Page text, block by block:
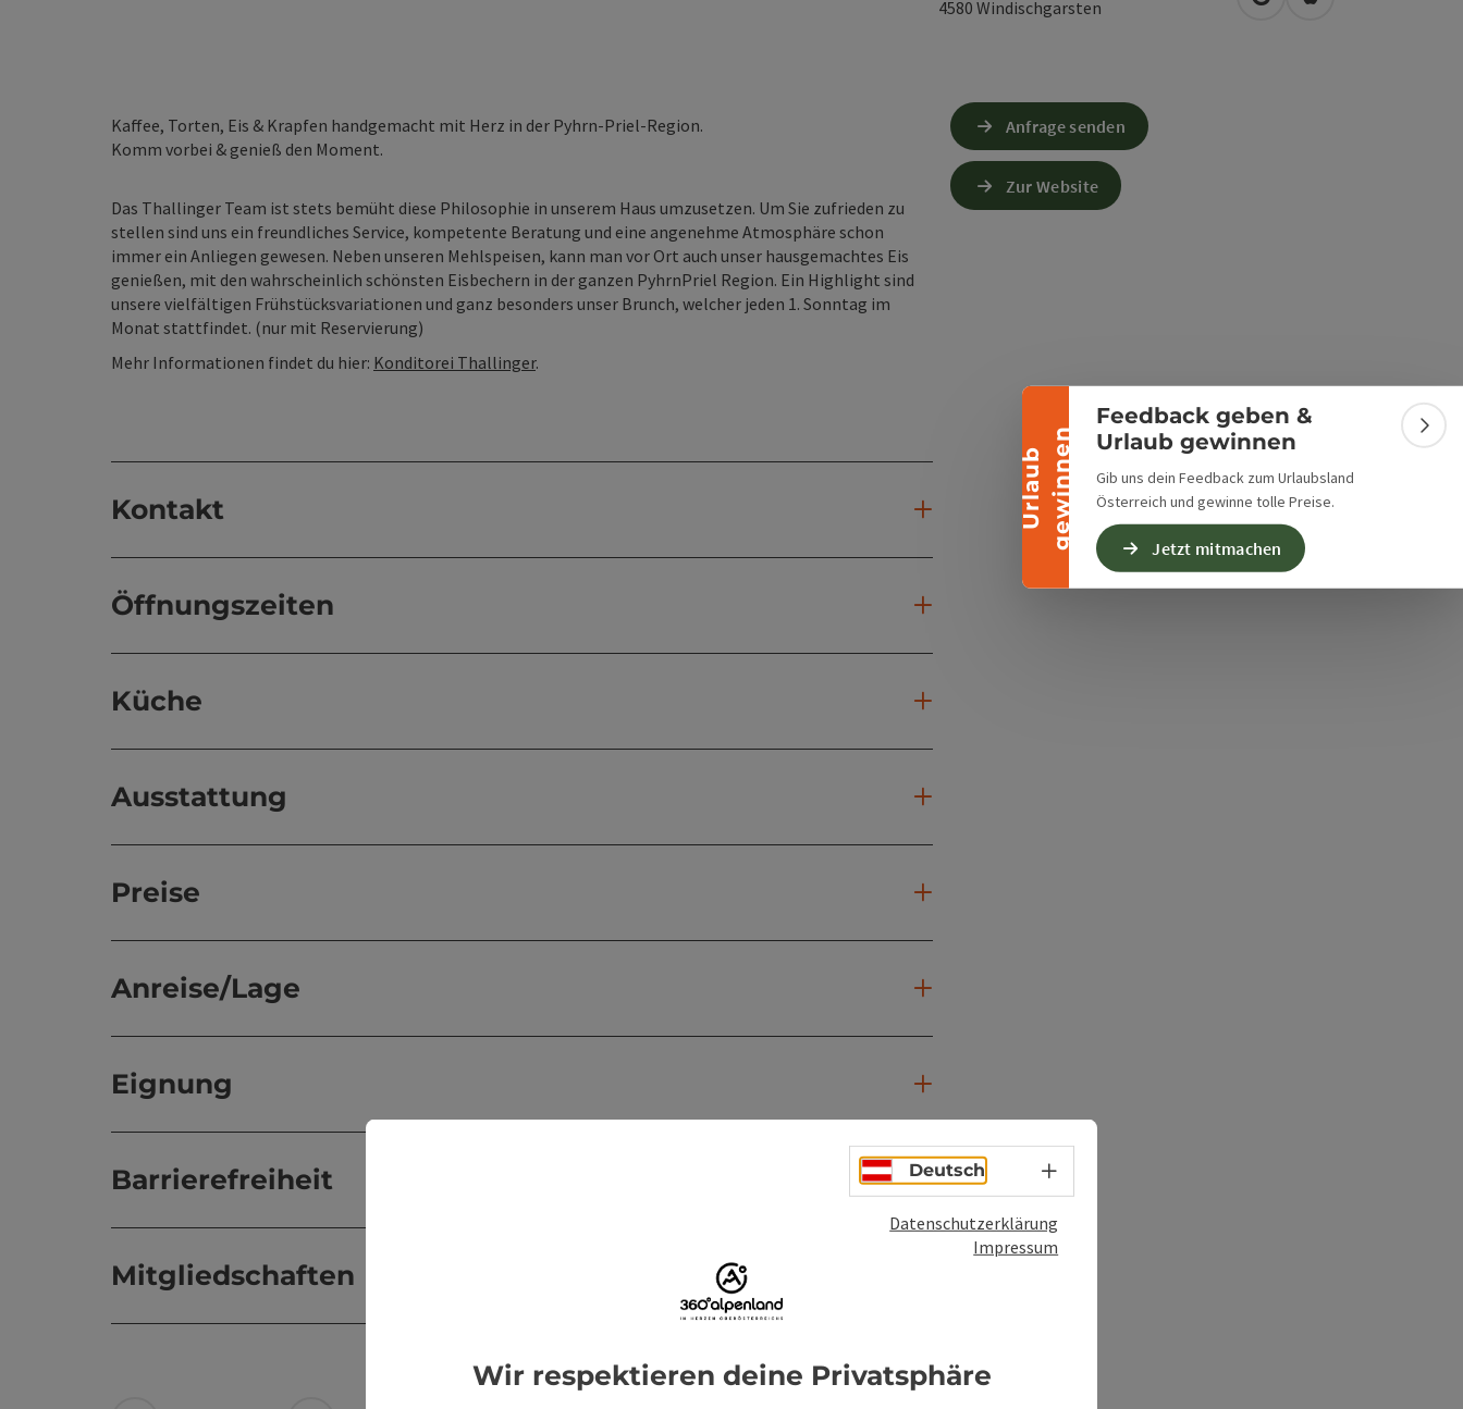
U
r
l
a
u
b
g
e
w
i
n
n
en
Banner einklappen
Feedback geben &
Urlaub gewinnen
Gib uns dein Feedback zum Urlaubsland
Österreich und gewinne tolle Preise.
Jetzt mitmachen
4580 Windischgarsten in Google Maps öffnen
in Apple Maps
Kaffee, Torten, Eis & Krapfen handgemacht mit Herz in der Pyhrn-Priel-Region.
Komm vorbei & genieß den Moment.
Das Thallinger Team ist stets bemüht diese Philosophie in unserem Haus umzusetzen. Um Sie zufrieden zu
stellen sind uns ein freundliches Service, kompetente Beratung und eine angenehme Atmosphäre schon
immer ein Anliegen gewesen. Neben unseren Mehlspeisen, kann man vor Ort auch unser hausgemachtes Eis
genießen, mit den wahrscheinlich schönsten Eisbechern in der ganzen PyhrnPriel Region. Ein Highlight sind
unsere vielfältigen Frühstücksvariationen und ganz besonders unser Brunch, welcher jeden 1. Sonntag im
Monat stattfindet. (nur mit Reservierung)
Mehr Informationen findet du hier: Konditorei Thallinger.
Kontakt
Öffnungszeiten
Küche
Ausstattung
Preise
Anreise/Lage
Eignung
Barrierefreiheit
Mitgliedschaften
Anfrage senden
Zur Website
Deutsch Sprachwahl - Menü öffnen
Datenschutzerklärung
Impressum
Wir respektieren deine Privatsphäre